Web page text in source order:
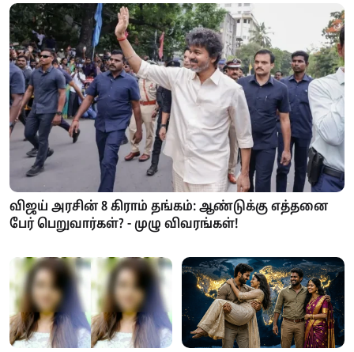
விஜய் அரசின் 8 கிராம் தங்கம்: ஆண்டுக்கு எத்தனை
பேர் பெறுவார்கள்? - முழு விவரங்கள்!